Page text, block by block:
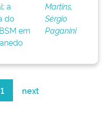
a
do
em
Martins,
Sérgio
Paganini
1 next